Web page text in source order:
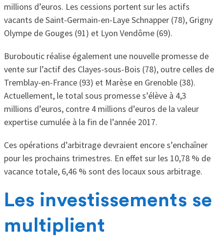
millions d’euros. Les cessions portent sur les actifs
vacants de Saint-Germain-en-Laye Schnapper (78), Grigny
Olympe de Gouges (91) et Lyon Vendôme (69).
Buroboutic réalise également une nouvelle promesse de
vente sur l’actif des Clayes-sous-Bois (78), outre celles de
Tremblay-en-France (93) et Marèse en Grenoble (38).
Actuellement, le total sous promesse s’élève à 4,3
millions d’euros, contre 4 millions d’euros de la valeur
expertise cumulée à la fin de l’année 2017.
Ces opérations d’arbitrage devraient encore s’enchaîner
pour les prochains trimestres. En effet sur les 10,78 % de
vacance totale, 6,46 % sont des locaux sous arbitrage.
Les investissements se
multiplient